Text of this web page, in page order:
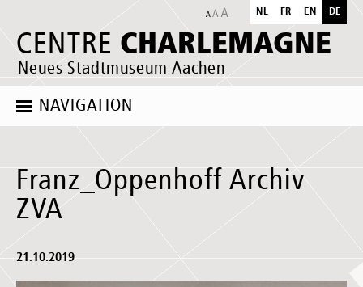
CENTRE CHARLEMAGNE
Neues Stadtmuseum Aachen
NL FR EN DE
NAVIGATION
Franz_Oppenhoff Archiv
ZVA
21.10.2019